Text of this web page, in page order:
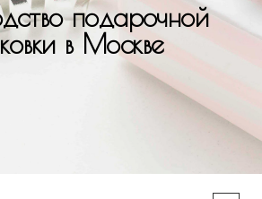
подарочной
в Москве